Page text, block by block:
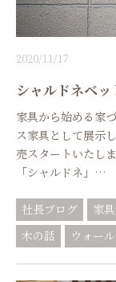
2020/11/17
シャルドネベッ
家具から始める家
ス家具として展示
売スタートいたし
「シャルドネ」…
社長ブログ 家具
木の話
ウォー